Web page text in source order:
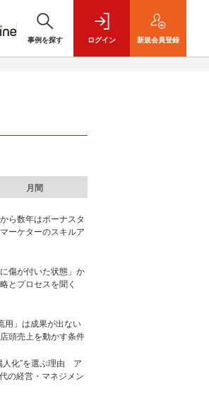
事例を探す ログイン 新規会員登録
月間
ら数年はボーナスタ
ーケターのスキルア
傷が付いた状態」か
とプロセスを聞く
用」は成果が出ない
頭売上を動かす条件
人化”を選ぶ理由 ア
の経営・マネジメン